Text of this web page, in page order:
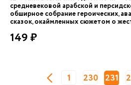
средневековой арабской и
обширное собрание героических,
сказок, окаймленных сюжетом о
149 ₽
1 230 231